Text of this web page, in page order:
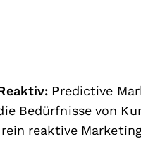
Predictive
Bedürfnisse von
reaktive